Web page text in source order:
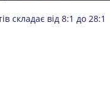
складає від 8:1 до 28:1